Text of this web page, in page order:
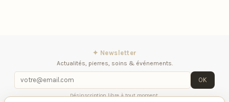
✦ Newsletter
Actualités, pierres, soins & événements.
OK
Désinscription libre à tout moment.